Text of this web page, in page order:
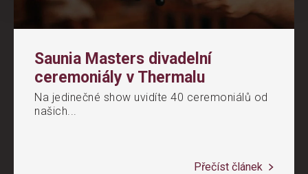
Saunia Masters divadelní
ceremoniály v Thermalu
Na jedinečné show uvidíte 40 ceremoniálů od
našich...
Přečíst článek